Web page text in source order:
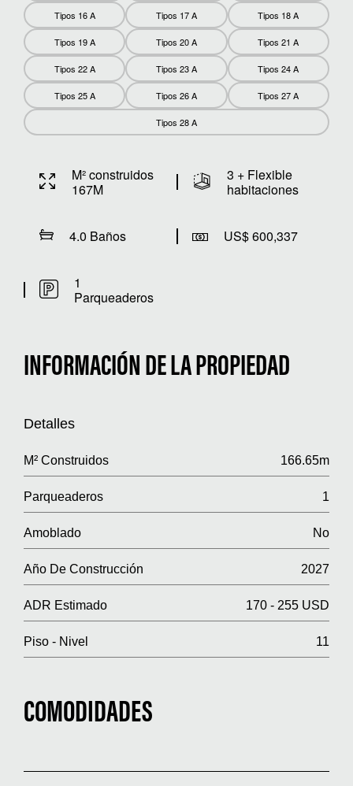
Tipos 16 A Tipos 17 A Tipos 18 A
Tipos 19 A Tipos 20 A Tipos 21 A
Tipos 22 A Tipos 23 A Tipos 24 A
Tipos 25 A Tipos 26 A Tipos 27 A
Tipos 28 A
M² construidos
167M
3 + Flexible
habitaciones
4.0 Baños US$ 600,337
1
Parqueaderos
INFORMACIÓN DE LA PROPIEDAD
Detalles
M² Construidos 166.65m
Parqueaderos 1
Amoblado No
Año De Construcción 2027
ADR Estimado 170 - 255 USD
Piso - Nivel 11
COMODIDADES